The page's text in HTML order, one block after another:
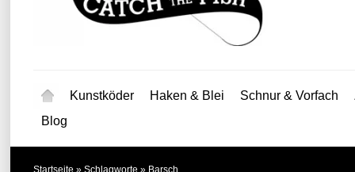
Kunstköder Haken & Blei Schnur & Vorfach
Blog
Startseite » Schlagworte » Barsch